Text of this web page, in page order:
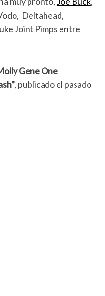
Deltahead,
Joint Pimps entre
Gene One
, publicado el pasado